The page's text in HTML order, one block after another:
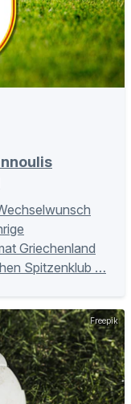
Griechenland
Spitzenklub …
Freepik